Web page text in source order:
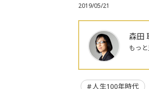
2019/05/21
森田
もっ
人生100年時代